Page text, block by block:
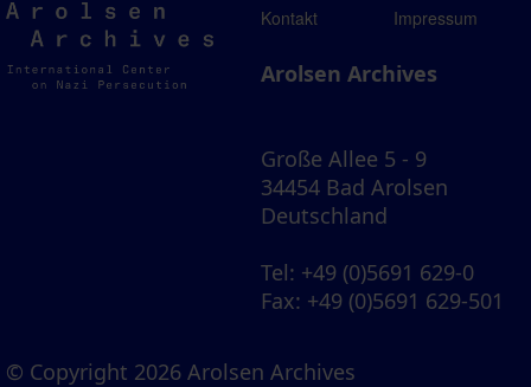
Arolsen
Archives
Kontakt Impressum
Arolsen Archives
Große Allee 5 - 9
34454 Bad Arolsen
Deutschland
Tel: +49 (0)5691 629-0
Fax: +49 (0)5691 629-501
© Copyright 2026 Arolsen Archives